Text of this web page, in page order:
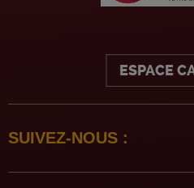
ESPACE
SUIVEZ-NOUS :